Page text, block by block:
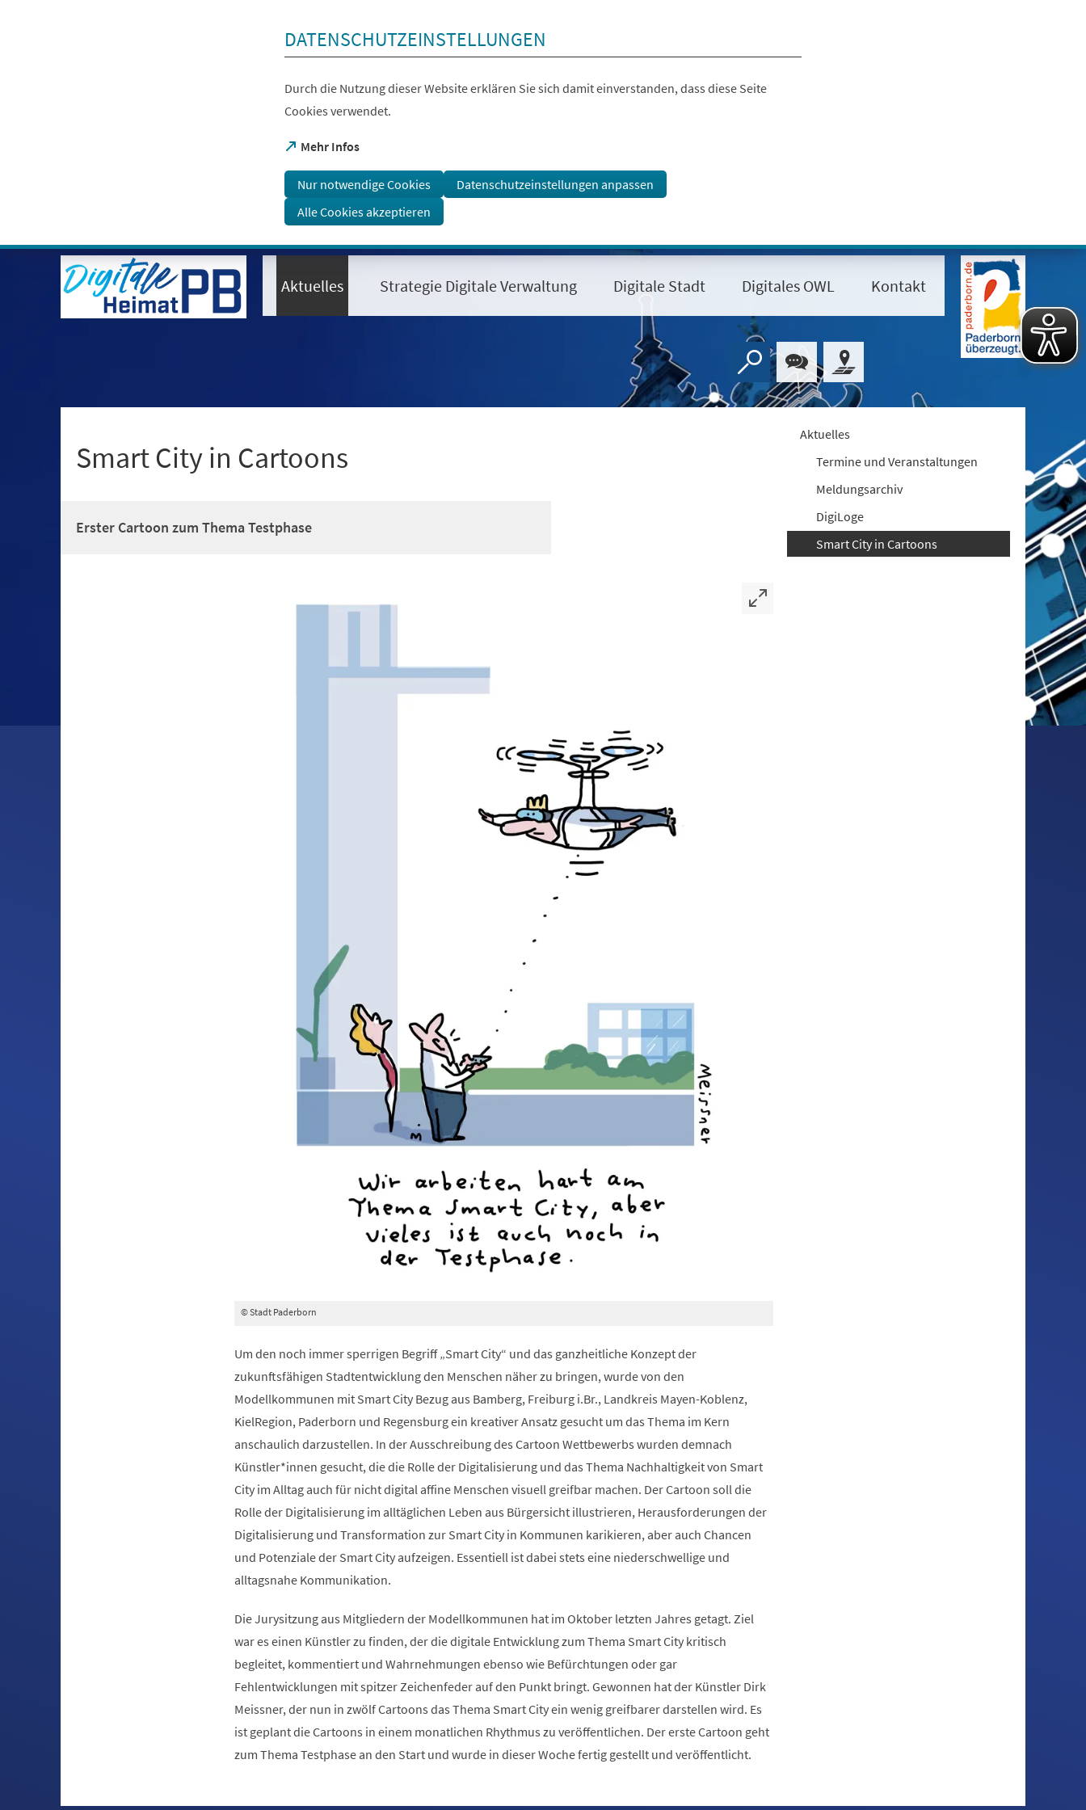
Assistenzsoftware
DATENSCHUTZEINSTELLUNGEN
Durch die Nutzung dieser Website erklären Sie sich damit einverstanden, dass diese Seite
Cookies verwendet.
Mehr Infos
(Öffnet
einem
neuen
Tab)
Nur notwendige Cookies
Datenschutzeinstellungen anpassen
Alle Cookies akzeptieren
Aktuelles Strategie Digitale Verwaltung Digitale Stadt Digitales OWL Kontakt
Smart City in Cartoons
Erster Cartoon zum Thema Testphase
© Stadt Paderborn
Um den noch immer sperrigen Begriff „Smart City“ und das ganzheitliche Konzept der
zukunftsfähigen Stadtentwicklung den Menschen näher zu bringen, wurde von den
Modellkommunen mit Smart City Bezug aus Bamberg, Freiburg i.Br., Landkreis Mayen-Koblenz,
KielRegion, Paderborn und Regensburg ein kreativer Ansatz gesucht um das Thema im Kern
anschaulich darzustellen. In der Ausschreibung des Cartoon Wettbewerbs wurden demnach
Künstler*innen gesucht, die die Rolle der Digitalisierung und das Thema Nachhaltigkeit von Smart
City im Alltag auch für nicht digital affine Menschen visuell greifbar machen. Der Cartoon soll die
Rolle der Digitalisierung im alltäglichen Leben aus Bürgersicht illustrieren, Herausforderungen der
Digitalisierung und Transformation zur Smart City in Kommunen karikieren, aber auch Chancen
und Potenziale der Smart City aufzeigen. Essentiell ist dabei stets eine niederschwellige und
alltagsnahe Kommunikation.
Die Jurysitzung aus Mitgliedern der Modellkommunen hat im Oktober letzten Jahres getagt. Ziel
war es einen Künstler zu finden, der die digitale Entwicklung zum Thema Smart City kritisch
begleitet, kommentiert und Wahrnehmungen ebenso wie Befürchtungen oder gar
Fehlentwicklungen mit spitzer Zeichenfeder auf den Punkt bringt. Gewonnen hat der Künstler Dirk
Meissner, der nun in zwölf Cartoons das Thema Smart City ein wenig greifbarer darstellen wird. Es
ist geplant die Cartoons in einem monatlichen Rhythmus zu veröffentlichen. Der erste Cartoon geht
zum Thema Testphase an den Start und wurde in dieser Woche fertig gestellt und veröffentlicht.
Aktuelles
Termine und Veranstaltungen
Meldungsarchiv
DigiLoge
Smart City in Cartoons